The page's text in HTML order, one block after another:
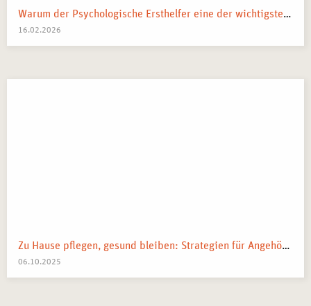
Warum der Psychologische Ersthelfer eine der wichtigsten Ressourcen eines Teams ist
16.02.2026
Zu Hause pflegen, gesund bleiben: Strategien für Angehörige
06.10.2025